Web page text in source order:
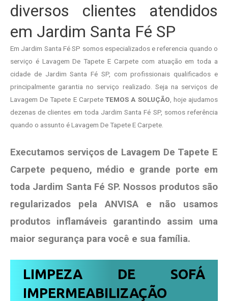
diversos clientes atendidos
em Jardim Santa Fé SP
Em Jardim Santa Fé SP somos especializados e referencia quando o
serviço é Lavagem De Tapete E Carpete com atuação em toda a
cidade de Jardim Santa Fé SP, com profissionais qualificados e
principalmente garantia no serviço realizado. Seja na serviços de
Lavagem De Tapete E CarpeteTEMOS A SOLUÇÃO , hoje ajudamos
dezenas de clientes em toda Jardim Santa Fé SP, somos referência
quando o assunto é Lavagem De Tapete E Carpete.
Executamos serviços de Lavagem De Tapete E
Carpete pequeno, médio e grande porte em
toda Jardim Santa Fé SP. Nossos produtos são
regularizados pela ANVISA e não usamos
produtos inflamáveis garantindo assim uma
maior segurança para você e sua família.
LIMPEZA DE SOFÁ
IMPERMEABILIZAÇÃO